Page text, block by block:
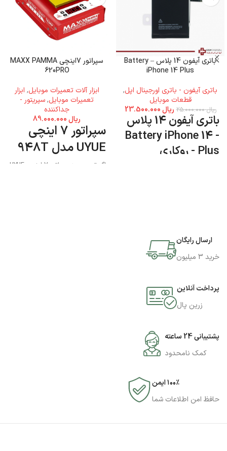
باتری آیفون 14 پلاس – Battery
iPhone 14 Plus
باتری آیفون - باتری اورجینال اپل,
قطعات موبایل
ریال25.000.000 ریال
باتری آیفون 14 پلاس
- Battery iPhone 14
Plus - روکاری
سپراتور 7اینچی MAXX PAMMA
620PRO
ابزار آلات تعمیرات موبایل, ابزار
تعمیرات موبایل,سپریتور -
جداکننده
ریال
سپراتور 7 اینچی
UYUE مدل 948T
اگر تصمیم به سپراتور 7 اینچی UYUE
ارسال رایگان
خرید 3 میلیون
پرداخت آنلاین
زرین پال
پشتیبانی 24 ساعته
کمک نامحدود
۱۰۰٪ ایمن
حافظ امن اطلاعات شما